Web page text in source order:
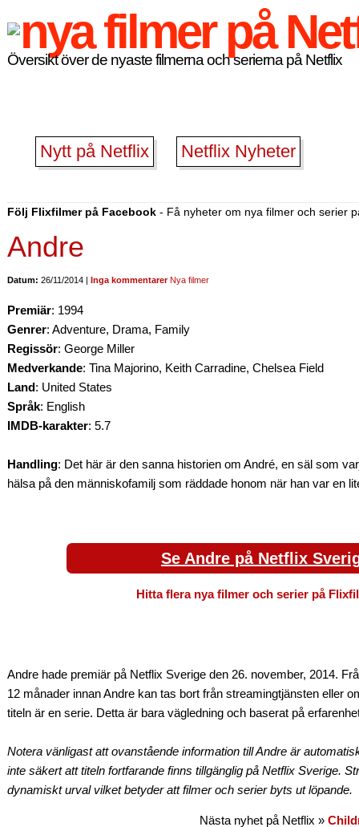
Översikt över de nyaste filmerna och serierna på Netflix
Nytt på Netflix Netflix Nyheter
Följ Flixfilmer på Facebook - Få nyheter om nya filmer och serier
Andre
Datum: 26/11/2014 | Inga kommentarer Nya filmer
Premiär: 1994
Genrer: Adventure, Drama, Family
Regissör: George Miller
Medverkande: Tina Majorino, Keith Carradine, Chelsea Field
Land: United States
Språk: English
IMDB-karakter: 5.7
Handling: Det här är den sanna historien om André, en säl som
hälsa på den människofamilj som räddade honom när han var en
Se Andre på Netflix
Hitta flera nya filmer och serier på
Andre hade premiär på Netflix Sverige den 26. november, 2014.
12 månader innan Andre kan tas bort från streamingtjänsten eller
titeln är en serie. Detta är bara vägledning och baserat på
Notera vänligast att ovanstående information till Andre är
inte säkert att titeln fortfarande finns tillgänglig på Netflix Sverige.
dynamiskt urval vilket betyder att filmer och serier byts ut löpande.
Nästa nyhet på Netflix »